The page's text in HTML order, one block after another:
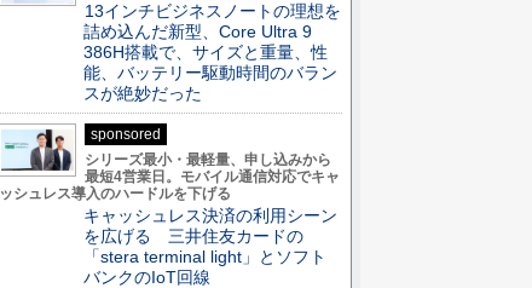
13インチビジネスノートの理想を
詰め込んだ新型、Core Ultra 9
386H搭載で、サイズと重量、性
能、バッテリー駆動時間のバラン
スが絶妙だった
sponsored
シリーズ最小・最軽量、申し込みから
最短4営業日。モバイル通信対応でキャ
ッシュレス導入のハードルを下げる
キャッシュレス決済の利用シーン
を広げる 三井住友カードの
「stera terminal light」とソフト
バンクのIoT回線